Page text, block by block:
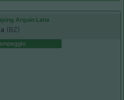
Arquin Lana
(BZ)